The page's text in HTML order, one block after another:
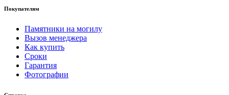
Покупателям
Памятники на могилу
Вызов менеджера
Как купить
Сроки
Гарантия
Фотографии